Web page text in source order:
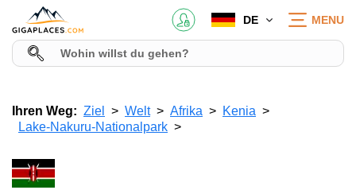
DE MENU
Ihren Weg: Ziel Welt Afrika
Kenia
Lake-Nakuru-Nationalpark